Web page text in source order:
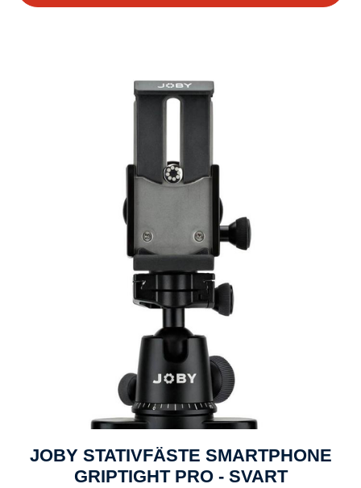
JOBY STATIVFÄSTE SMARTPHONE
GRIPTIGHT PRO - SVART